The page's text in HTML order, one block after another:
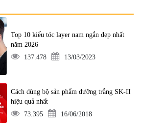
Top 10 kiểu tóc layer nam ngắn đẹp nhất
năm 2026
137.478
13/03/2023
Cách dùng bộ sản phẩm dưỡng trắng SK-II
hiệu quả nhất
73.395
16/06/2018